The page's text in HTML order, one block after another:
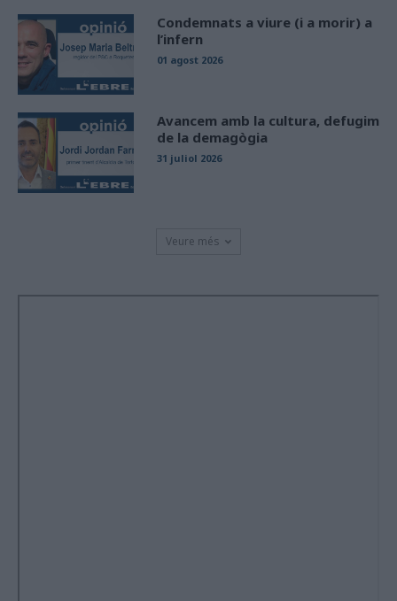
Condemnats a viure (i a morir) a
l’infern
01 agost 2026
Avancem amb la cultura, defugim
de la demagògia
31 juliol 2026
Veure més